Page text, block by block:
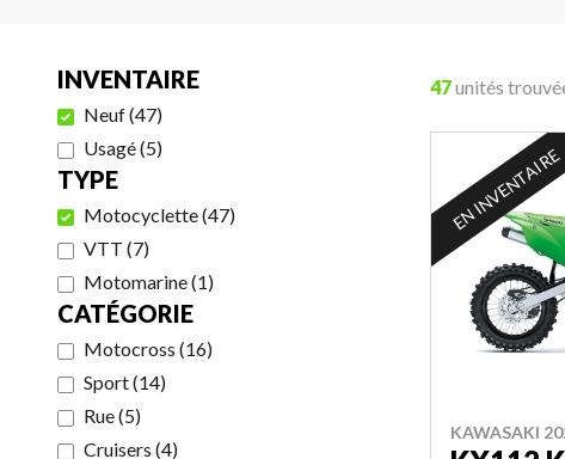
INVENTAIRE
Neuf(47)
Usagé(5)
TYPE
Motocyclette(47)
VTT (7)
Motomarine(1)
CATÉGORIE
Motocross (16)
Sport(14)
Rue(5)
Cruisers (4)
47unités
EN INVENTAIRE
KAWASAKI